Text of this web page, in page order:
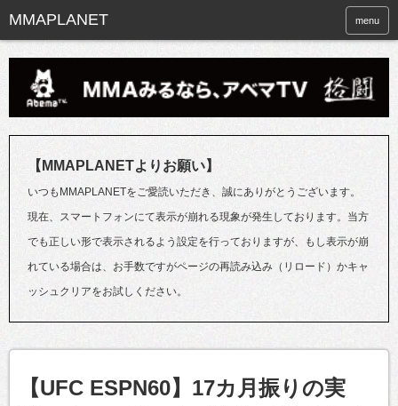
menu
【MMAPLANETよりお願い】
いつもMMAPLANETをご愛読いただき、誠にありがとうございます。
現在、スマートフォンにて表示が崩れる現象が発生しております。当方
でも正しい形で表示されるよう設定を行っておりますが、もし表示が崩
れている場合は、お手数ですがページの再読み込み（リロード）かキャ
ッシュクリアをお試しください。
【UFC ESPN60】17カ月振りの実